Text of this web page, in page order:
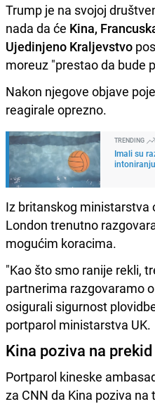
Trump je na svojoj
nada da će Kina,
Ujedinjeno Kraljevstvo
moreuz "prestao da bude
Nakon njegove objave
reagirale oprezno.
TRENDING
Imali su
Iz britanskog ministarstva
London trenutno
mogućim koracima.
"Kao što smo ranije rekli,
partnerima razgovaramo
osigurali sigurnost
portparol ministarstva UK.
Kina poziva na
Portparol kineske
za CNN da Kina poziva